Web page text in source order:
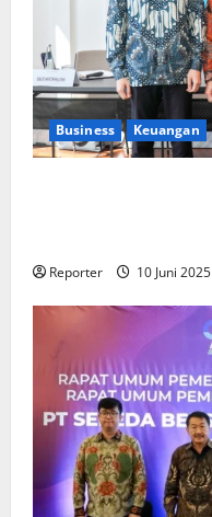
Business Keuangan
Reporter 10 Juni 2025